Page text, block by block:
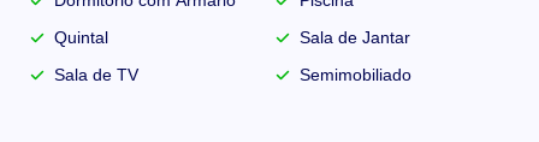
Quintal
Sala de Jantar
Sala de TV
Semimobiliado